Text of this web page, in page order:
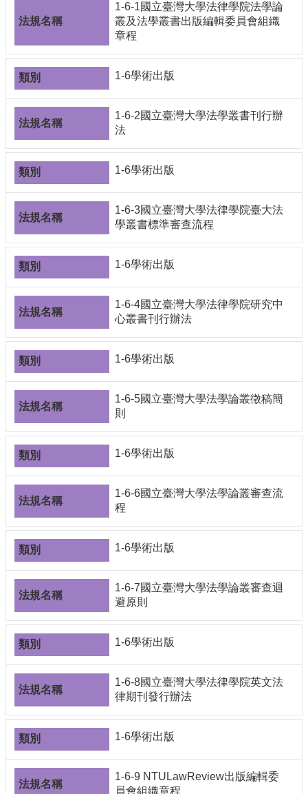
1-6-1國立臺灣大學法律學院法學論
叢及法學叢書出版編輯委員會組織
章程
1-6學術出版
1-6-2國立臺灣大學法學叢書刊行辦
法
1-6學術出版
1-6-3國立臺灣大學法律學院臺大法
學叢書標準審查流程
1-6學術出版
1-6-4國立臺灣大學法律學院研究中
心叢書刊行辦法
1-6學術出版
1-6-5國立臺灣大學法學論叢徵稿簡
則
1-6學術出版
1-6-6國立臺灣大學法學論叢審查流
程
1-6學術出版
1-6-7國立臺灣大學法學論叢審查迴
避原則
1-6學術出版
1-6-8國立臺灣大學法律學院英文法
律期刊發行辦法
1-6學術出版
1-6-9 NTULawReview出版編輯委
員會組織章程